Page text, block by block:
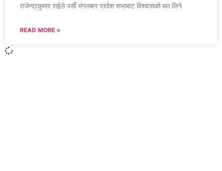
राजेन्द्रकुमार राईले पर्सी मंगलबार प्रदेश सभाबाट विश्वासको मत लिने
READ MORE »